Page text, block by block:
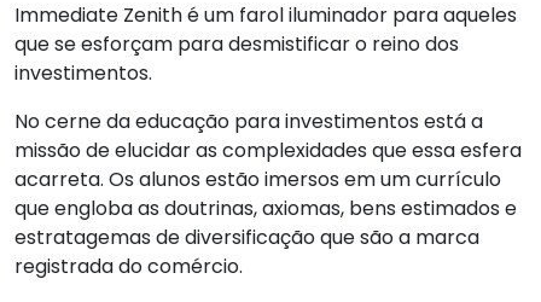
Immediate Zenith é um farol iluminador para aqueles
que se esforçam para desmistificar o reino dos
investimentos.
No cerne da educação para investimentos está a
missão de elucidar as complexidades que essa esfera
acarreta. Os alunos estão imersos em um currículo
que engloba as doutrinas, axiomas, bens estimados e
estratagemas de diversificação que são a marca
registrada do comércio.